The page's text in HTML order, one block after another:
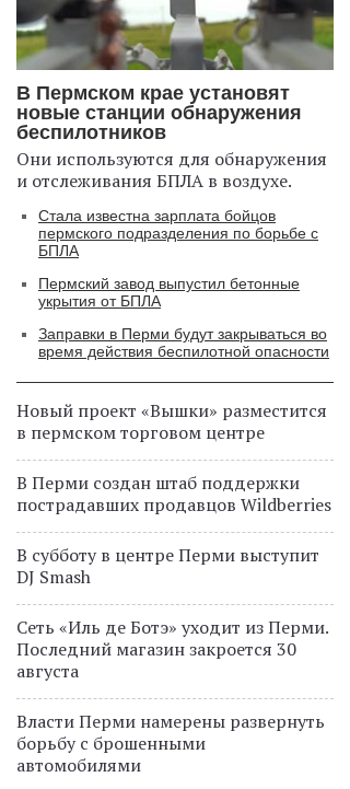
В Пермском крае установят
новые станции обнаружения
беспилотников
Они используются для обнаружения
и отслеживания БПЛА в воздухе.
Стала известна зарплата бойцов
пермского подразделения по борьбе с
БПЛА
Пермский завод выпустил бетонные
укрытия от БПЛА
Заправки в Перми будут закрываться во
время действия беспилотной опасности
Новый проект «Вышки» разместится
в пермском торговом центре
В Перми создан штаб поддержки
пострадавших продавцов Wildberries
В субботу в центре Перми выступит
DJ Smash
Сеть «Иль де Ботэ» уходит из Перми.
Последний магазин закроется 30
августа
Власти Перми намерены развернуть
борьбу с брошенными
автомобилями